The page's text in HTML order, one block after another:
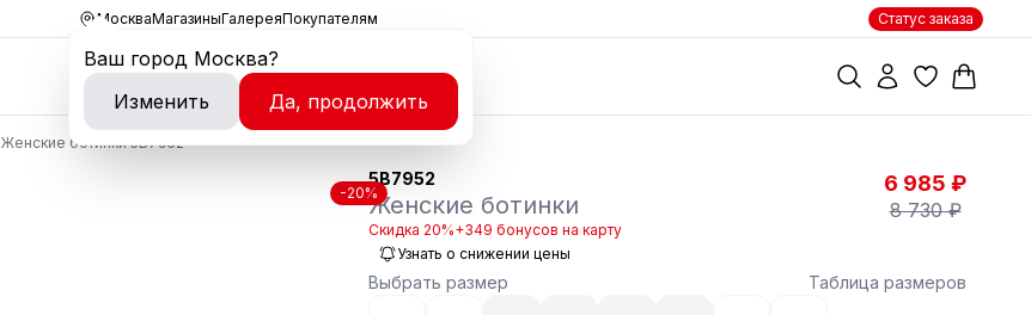
Москва
Ваш город Москва?
Изменить
Да, продолжить
МагазиныГалереяПокупателям Статус заказа
Женские ботинки 5B7952
-20% 6 985 ₽
8 730 ₽
5B7952
Женские ботинки
Скидка 20%+349 бонусов на карту
Узнать о снижении цены
Выбрать размер Таблица размеров